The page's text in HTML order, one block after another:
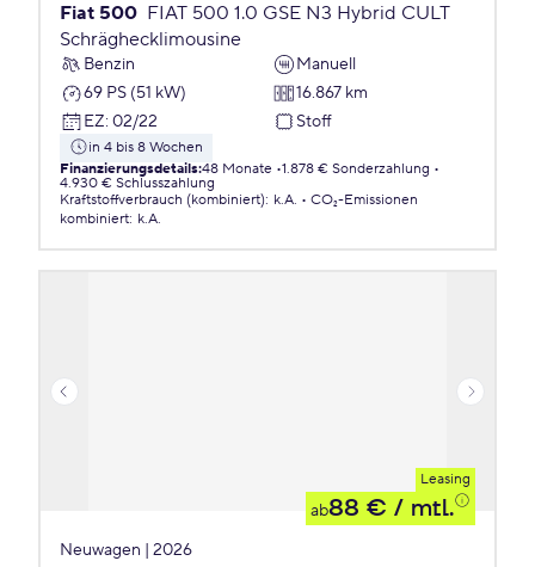
Fiat 500 FIAT 500 1.0 GSE N3 Hybrid CULT
Schräghecklimousine
Benzin
Manuell
69 PS (51 kW)
16.867 km
EZ: 02/22 Stoff
in 4 bis 8 Wochen
Finanzierungsdetails:48 Monate 1.878 € Sonderzahlung
4.930 € Schlusszahlung
Kraftstoffverbrauch (kombiniert): k.A.
CO₂-Emissionen
kombiniert: k.A.
Leasing
ab88 € / mtl.
Neuwagen | 2026